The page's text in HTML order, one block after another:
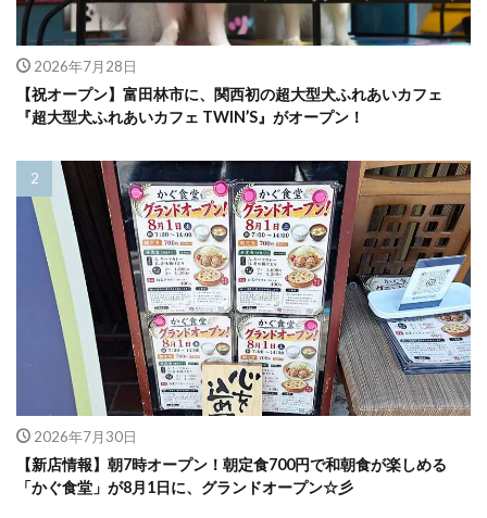
2026年7月28日
【祝オープン】富田林市に、関西初の超大型犬ふれあいカフェ
『超大型犬ふれあいカフェ TWIN’S』がオープン！
2026年7月30日
【新店情報】朝7時オープン！朝定食700円で和朝食が楽しめる
「かぐ食堂」が8月1日に、グランドオープン☆彡